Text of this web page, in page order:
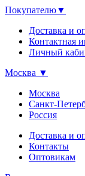
Покупателю▼
Доставка и
Контактная
Личный
Москва ▼
Москва
Санкт-
Россия
Доставка и
Контакты
Оптовикам